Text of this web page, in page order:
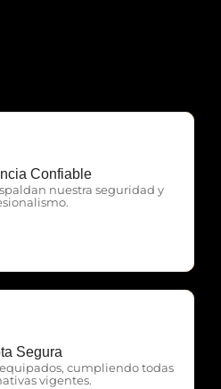
Confiable
nuestra seguridad y
Servicios
Segura
cumpliendo todas
vigentes.
Servicios